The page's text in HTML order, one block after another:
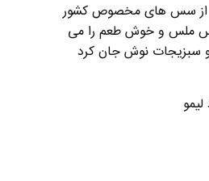
از سس های مخصوص کشور
ملس و خوش طعم را می
و سبزیجات نوش جان کرد